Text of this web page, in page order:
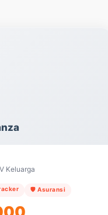
Keluarga
🛡️ Asuransi